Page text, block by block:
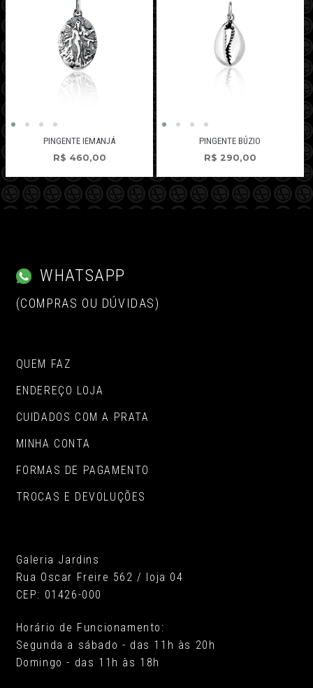
PINGENTE IEMANJÁ
R$ 460,00
PINGENTE BÚZIO
R$ 290,00
WHATSAPP
(COMPRAS OU DÚVIDAS)
QUEM FAZ
ENDEREÇO LOJA
CUIDADOS COM A PRATA
MINHA CONTA
FORMAS DE PAGAMENTO
TROCAS E DEVOLUÇÕES
Galeria Jardins
Rua Oscar Freire 562 / loja 04
CEP: 01426-000
Horário de Funcionamento:
Segunda a sábado - das 11h às 20h
Domingo - das 11h às 18h